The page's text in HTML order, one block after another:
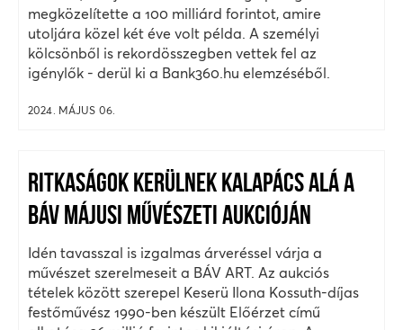
megközelítette a 100 milliárd forintot, amire
utoljára közel két éve volt példa. A személyi
kölcsönből is rekordösszegben vettek fel az
igénylők - derül ki a Bank360.hu elemzéséből.
2024. MÁJUS 06.
RITKASÁGOK KERÜLNEK KALAPÁCS ALÁ A
BÁV MÁJUSI MŰVÉSZETI AUKCIÓJÁN
Idén tavasszal is izgalmas árveréssel várja a
művészet szerelmeseit a BÁV ART. Az aukciós
tételek között szerepel Keserü Ilona Kossuth-díjas
festőművész 1990-ben készült Előérzet című